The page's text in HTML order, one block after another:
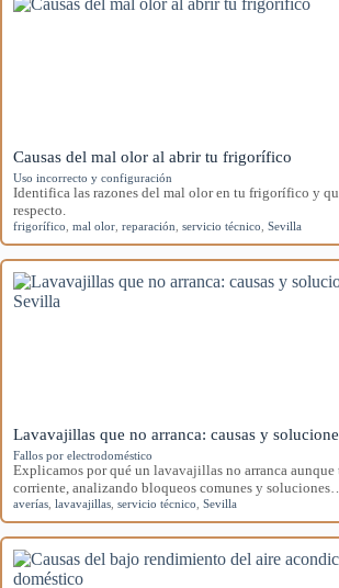
Causas del mal olor al abrir tu frigorífico
Uso incorrecto y configuración
Identifica las razones del mal olor en tu frigorífico y
respecto.
frigorífico mal olor reparación servicio técnico Sevilla
Lavavajillas que no arranca: causas y
Fallos por electrodoméstico
Explicamos por qué un lavavajillas no arranca aunque
corriente, analizando bloqueos comunes y soluciones…
averías lavavajillas servicio técnico Sevilla